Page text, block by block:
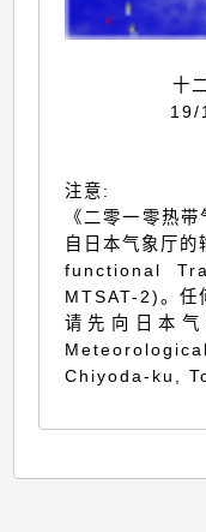
十
19/
注意:
《二零一零热
自日本气象厅
functional
MTSAT-2)。任
请先向日本
Chiyoda-ku,